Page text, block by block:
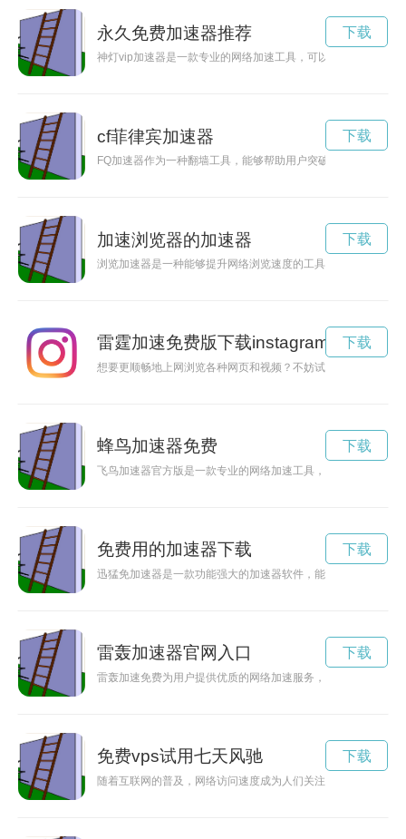
永久免费加速器推荐
神灯vip加速器是一款专业的网络加速工具，可以帮助用户提升
下载
cf菲律宾加速器
FQ加速器作为一种翻墙工具，能够帮助用户突破地域限制，加
下载
加速浏览器的加速器
浏览加速器是一种能够提升网络浏览速度的工具，通过它可以
下载
雷霆加速免费版下载instagram
想要更顺畅地上网浏览各种网页和视频？不妨试试雷霆加速免
下载
蜂鸟加速器免费
飞鸟加速器官方版是一款专业的网络加速工具，能够有效提高
下载
免费用的加速器下载
迅猛免加速器是一款功能强大的加速器软件，能够帮助用户快
下载
雷轰加速器官网入口
雷轰加速免费为用户提供优质的网络加速服务，帮助用户解决
下载
免费vps试用七天风驰
随着互联网的普及，网络访问速度成为人们关注的焦点之一。
下载